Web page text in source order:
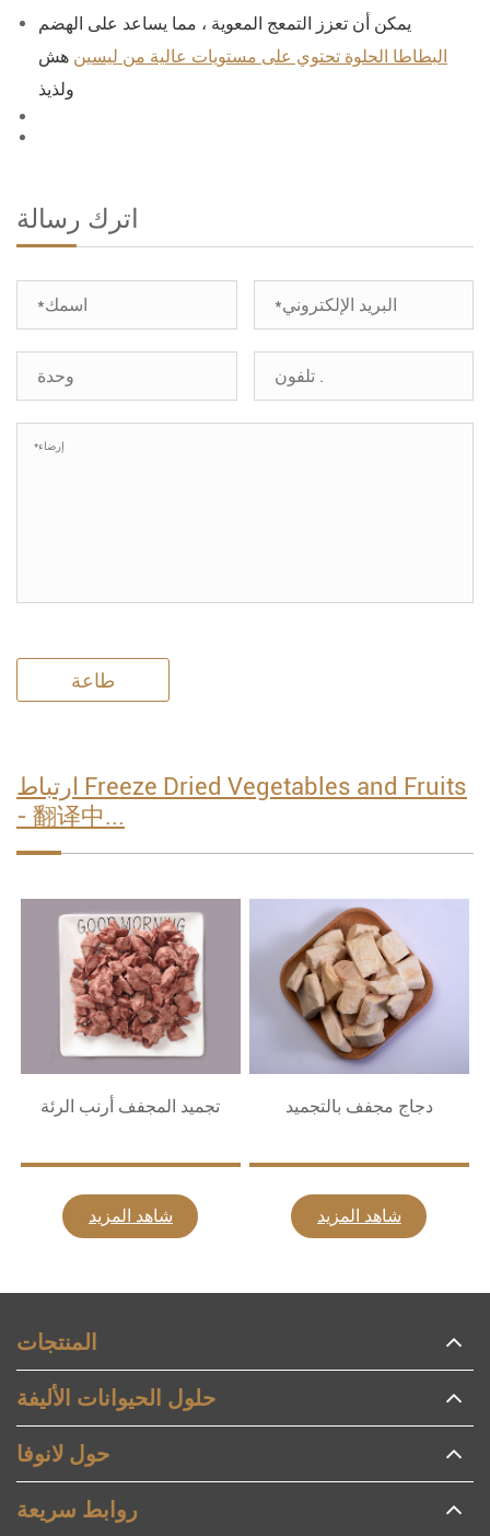
يمكن أن تعزز التمعج المعوية ، مما يساعد على الهضم
البطاطا الحلوة تحتوي على مستويات عالية من ليسين هش
ولذيذ
اترك رسالة
طاعة
ارتباط Freeze Dried Vegetables and Fruits
- 翻译中...
تجميد المجفف أرنب الرئة
شاهد المزيد
دجاج مجفف بالتجميد
شاهد المزيد
المنتجات
حلول الحيوانات الأليفة
حول لانوفا
روابط سريعة